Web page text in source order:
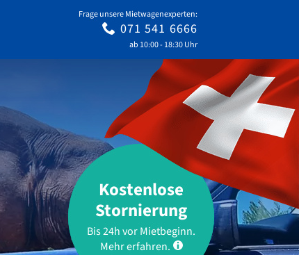
Frage unsere Mietwagenexperten:
071 541 6666
ab 10:00 - 18:30 Uhr
Kostenlose
Stornierung
Bis 24h vor Mietbeginn.
Mehr erfahren.